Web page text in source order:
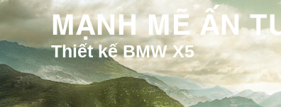
MẠNH MẼ ẤN
Thiết kế BMW X5